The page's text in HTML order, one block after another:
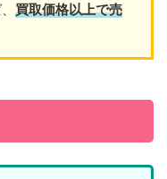
買取価格以上で売